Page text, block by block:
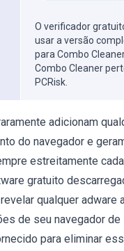
O verificador
usar a versão
para Combo
Combo Cleaner
PCRisk.
adicionam
do navegador e
estreitamente
gratuito
qualquer
de seu navegador
para eliminar